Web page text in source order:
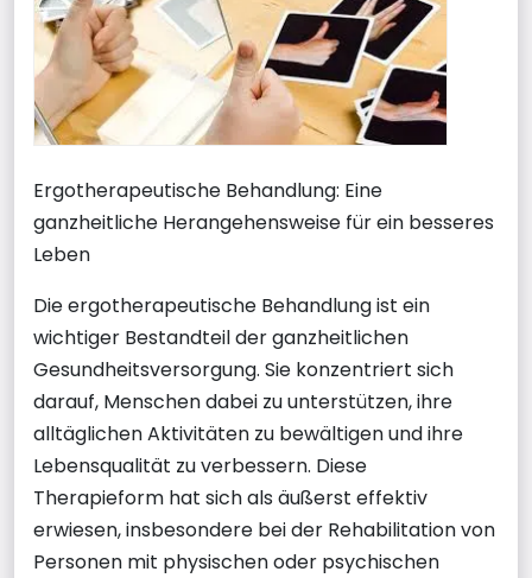
Ergotherapeutische Behandlung: Eine
ganzheitliche Herangehensweise für ein besseres
Leben
Die ergotherapeutische Behandlung ist ein
wichtiger Bestandteil der ganzheitlichen
Gesundheitsversorgung. Sie konzentriert sich
darauf, Menschen dabei zu unterstützen, ihre
alltäglichen Aktivitäten zu bewältigen und ihre
Lebensqualität zu verbessern. Diese
Therapieform hat sich als äußerst effektiv
erwiesen, insbesondere bei der Rehabilitation von
Personen mit physischen oder psychischen